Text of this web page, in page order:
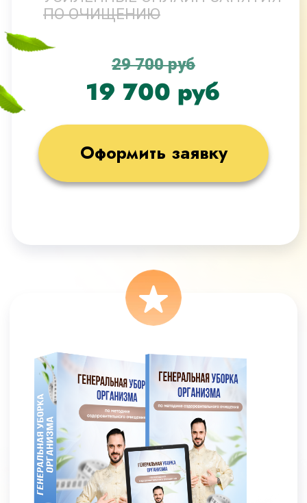
8 основных модулей
+2 дополнительных модуля
(холестерин в норме БЕЗ
СТАТИНОВ, СтопДиабет)
+4 спец. модуля (свежая кожа,
чистые суставы, антиаллергия,
избавление от паразитов)
Доступ к курсу 18 месяцев